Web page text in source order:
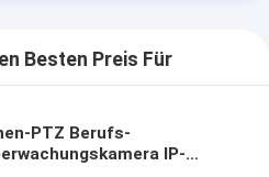
Besten Preis Für
PTZ Berufs-
IP-